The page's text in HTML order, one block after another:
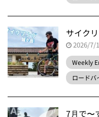
サイク
2026/7/
Weekly
ロードバ
7月で〜